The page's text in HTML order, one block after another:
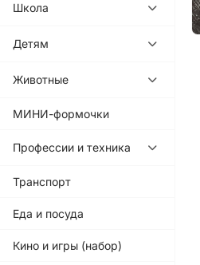
Школа
Детям
Животные
МИНИ-формочки
Профессии и техника
Транспорт
Еда и посуда
Кино и игры (набор)